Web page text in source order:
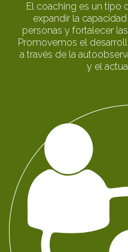
El coaching es un tipo
expandir la
personas y fortalecer
Promovemos el
a través de la
y el